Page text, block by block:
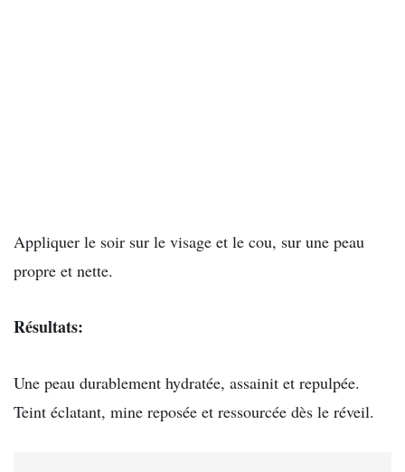
Appliquer le soir sur le visage et le cou, sur une peau
propre et nette.
Résultats:
Une peau durablement hydratée, assainit et repulpée.
Teint éclatant, mine reposée et ressourcée dès le réveil.